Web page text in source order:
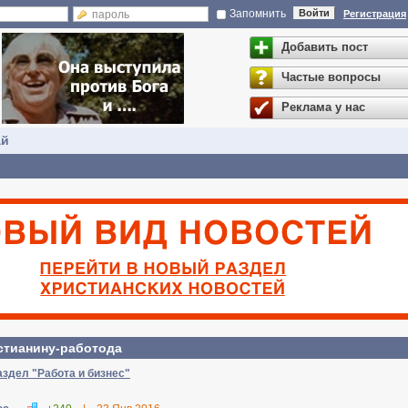
Запомнить Войти Регистрация
Добавить пост
Частые вопросы
Реклама у нас
работода
"Работа и бизнес"